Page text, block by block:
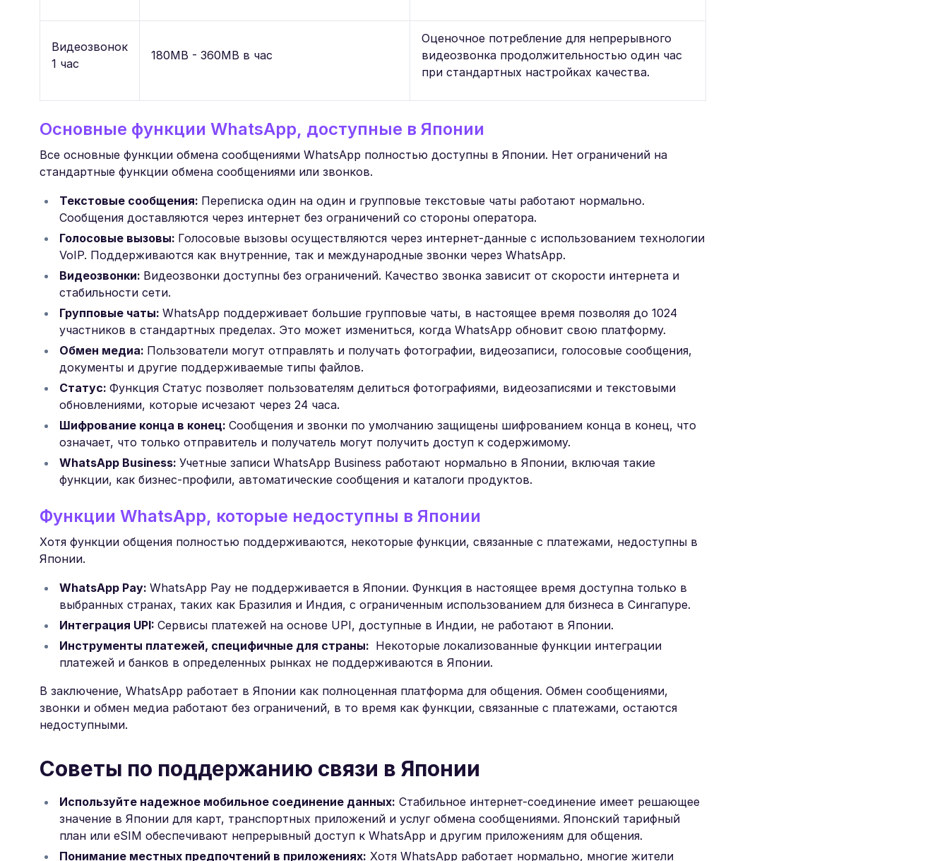
Видеозвонок
1 час
180MB - 360MB в час
Оценочное потребление для непрерывного
видеозвонка продолжительностью один час
при стандартных настройках качества.
Основные функции WhatsApp, доступные в Японии
Все основные функции обмена сообщениями WhatsApp полностью доступны в Японии. Нет ограничений на
стандартные функции обмена сообщениями или звонков.
Текстовые сообщения: Переписка один на один и групповые текстовые чаты работают нормально.
Сообщения доставляются через интернет без ограничений со стороны оператора.
Голосовые вызовы: Голосовые вызовы осуществляются через интернет-данные с использованием технологии
VoIP. Поддерживаются как внутренние, так и международные звонки через WhatsApp.
Видеозвонки: Видеозвонки доступны без ограничений. Качество звонка зависит от скорости интернета и
стабильности сети.
Групповые чаты: WhatsApp поддерживает большие групповые чаты, в настоящее время позволяя до 1024
участников в стандартных пределах. Это может измениться, когда WhatsApp обновит свою платформу.
Обмен медиа: Пользователи могут отправлять и получать фотографии, видеозаписи, голосовые сообщения,
документы и другие поддерживаемые типы файлов.
Статус: Функция Статус позволяет пользователям делиться фотографиями, видеозаписями и текстовыми
обновлениями, которые исчезают через 24 часа.
Шифрование конца в конец: Сообщения и звонки по умолчанию защищены шифрованием конца в конец, что
означает, что только отправитель и получатель могут получить доступ к содержимому.
WhatsApp Business: Учетные записи WhatsApp Business работают нормально в Японии, включая такие
функции, как бизнес-профили, автоматические сообщения и каталоги продуктов.
Функции WhatsApp, которые недоступны в Японии
Хотя функции общения полностью поддерживаются, некоторые функции, связанные с платежами, недоступны в
Японии.
WhatsApp Pay: WhatsApp Pay не поддерживается в Японии. Функция в настоящее время доступна только в
выбранных странах, таких как Бразилия и Индия, с ограниченным использованием для бизнеса в Сингапуре.
Интеграция UPI: Сервисы платежей на основе UPI, доступные в Индии, не работают в Японии.
Инструменты платежей, специфичные для страны: Некоторые локализованные функции интеграции
платежей и банков в определенных рынках не поддерживаются в Японии.
В заключение, WhatsApp работает в Японии как полноценная платформа для общения. Обмен сообщениями,
звонки и обмен медиа работают без ограничений, в то время как функции, связанные с платежами, остаются
недоступными.
Советы по поддержанию связи в Японии
Используйте надежное мобильное соединение данных: Стабильное интернет-соединение имеет решающее
значение в Японии для карт, транспортных приложений и услуг обмена сообщениями. Японский тарифный
план или eSIM обеспечивают непрерывный доступ к WhatsApp и другим приложениям для общения.
Понимание местных предпочтений в приложениях: Хотя WhatsApp работает нормально, многие жители